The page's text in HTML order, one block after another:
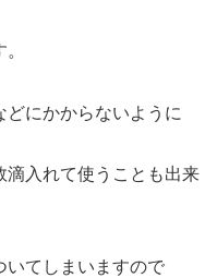
にかからないように
滴入れて使うことも出来
いてしまいますので